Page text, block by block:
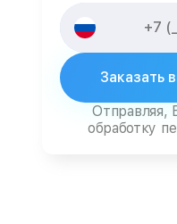
Заказать
Отправляя,
обработку